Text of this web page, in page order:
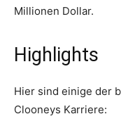
Millionen Dollar.
Highlights
Hier sind einige der
Clooneys Karriere: